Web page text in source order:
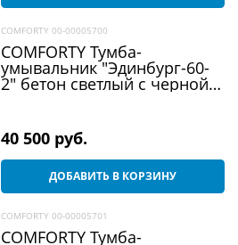
COMFORTY 00-00005700
COMFORTY Тумба-
умывальник "Эдинбург-60-
2" бетон светлый с черной
40 500 руб.
ДОБАВИТЬ В КОРЗИНУ
COMFORTY 00-00005701
COMFORTY Тумба-